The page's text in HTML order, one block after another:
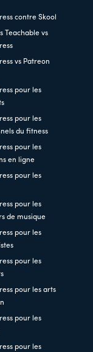
contre Skool
Teachable vs
vs Patreon
pour les
pour les
du fitness
pour les
en ligne
pour les
pour les
de musique
pour les
pour les
pour les arts
pour les
pour les